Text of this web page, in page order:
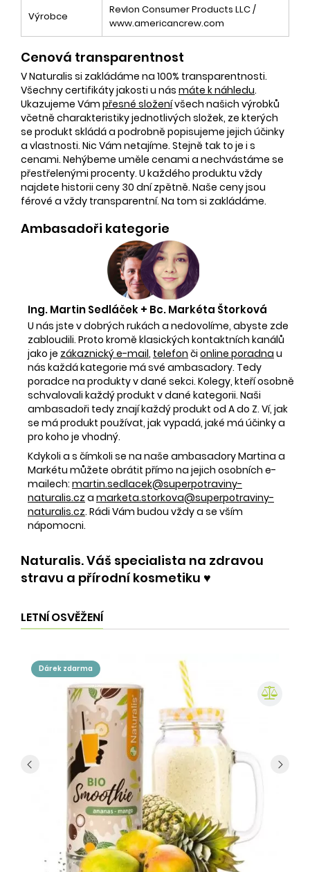
Výrobce
Revlon Consumer Products LLC /
www.americancrew.com
Cenová transparentnost
V Naturalis si zakládáme na 100% transparentnosti.
Všechny certifikáty jakosti u nás máte k náhledu.
Ukazujeme Vám přesné složenívšech našich výrobků
včetně charakteristiky jednotlivých složek, ze kterých
se produkt skládá a podrobně popisujeme jejich účinky
a vlastnosti. Nic Vám netajíme. Stejně tak to je i s
cenami. Nehýbeme uměle cenami a nechvástáme se
přestřelenými procenty. U každého produktu vždy
najdete historii ceny 30 dní zpětně. Naše ceny jsou
férové a vždy transparentní. Na tom si zakládáme.
Ambasadoři kategorie
Ing. Martin Sedláček + Bc. Markéta Štorková
U nás jste v dobrých rukách a nedovolíme, abyste zde
zabloudili. Proto kromě klasických kontaktních kanálů
jako je zákaznický e-mail, telefon či online poradna u
nás každá kategorie má své ambasadory. Tedy
poradce na produkty v dané sekci. Kolegy, kteří osobně
schvalovali každý produkt v dané kategorii. Naši
ambasadoři tedy znají každý produkt od A do Z. Ví, jak
se má produkt používat, jak vypadá, jaké má účinky a
pro koho je vhodný.
Kdykoli a s čímkoli se na naše ambasadory Martina a
Markétu můžete obrátit přímo na jejich osobních e-
mailech: martin.sedlacek@superpotraviny-
naturalis.cz a marketa.storkova@superpotraviny-
naturalis.cz. Rádi Vám budou vždy a se vším
nápomocni.
Naturalis. Váš specialista na zdravou
stravu a přírodní kosmetiku ♥️
LETNÍ OSVĚŽENÍ
dárek zdarma